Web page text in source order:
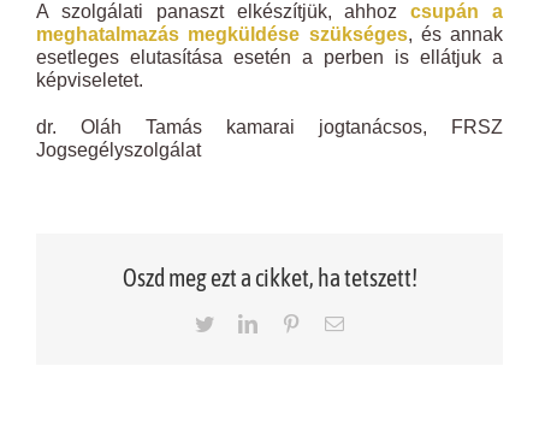
A szolgálati panaszt elkészítjük, ahhozcsupán a
meghatalmazás megküldése szükséges, és annak
esetleges elutasítása esetén a perben is ellátjuk a
képviseletet.
dr. Oláh Tamás kamarai jogtanácsos, FRSZ
Jogsegélyszolgálat
Oszd meg ezt a cikket, ha tetszett!
TwitterLinkedInPinterestEmail